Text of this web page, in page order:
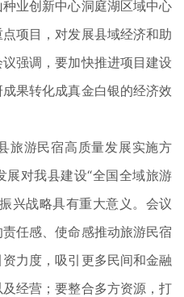
业创新中心洞庭湖区域中心
项目，对发展县域经济和助
强调，要加快推进项目建设
果转化成真金白银的经济效
游民宿高质量发展实施方
对我县建设“全国全域旅游
兴战略具有重大意义。会议
任感、使命感推动旅游民宿
力度，吸引更多民间和金融
经营；要整合多方资源，打